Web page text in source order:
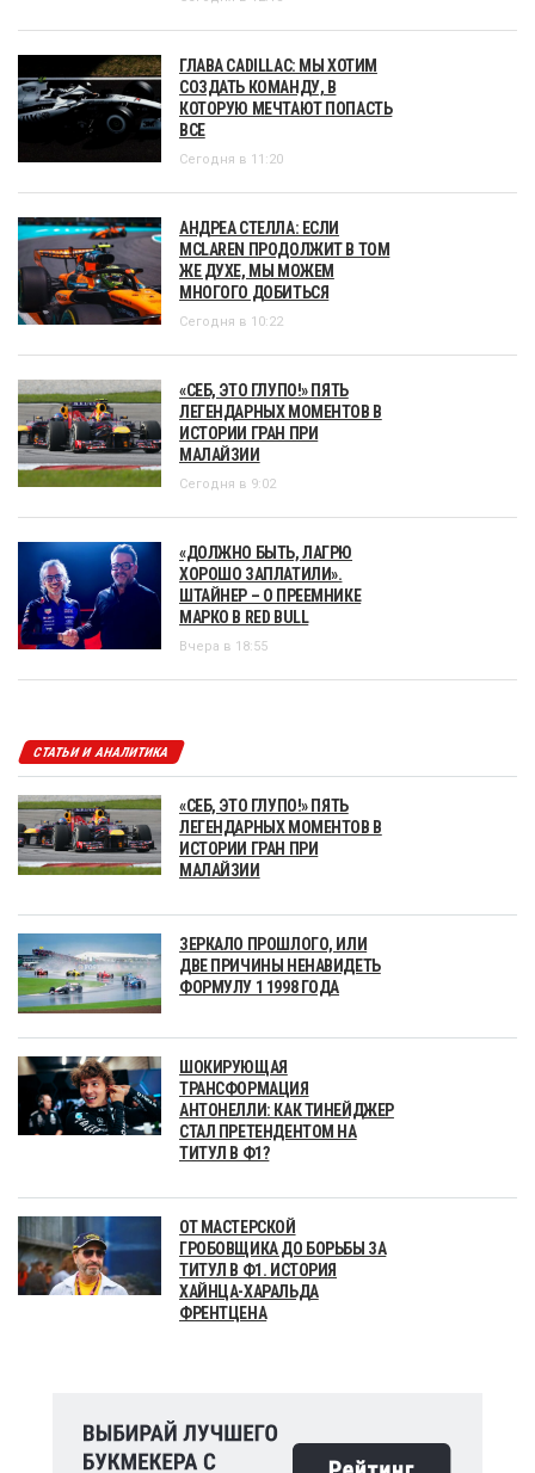
ГЛАВА CADILLAC: МЫ ХОТИМ
СОЗДАТЬ КОМАНДУ, В
КОТОРУЮ МЕЧТАЮТ ПОПАСТЬ
ВСЕ
Сегодня в 11:20
АНДРЕА СТЕЛЛА: ЕСЛИ
MCLAREN ПРОДОЛЖИТ В ТОМ
ЖЕ ДУХЕ, МЫ МОЖЕМ
МНОГОГО ДОБИТЬСЯ
Сегодня в 10:22
«СЕБ, ЭТО ГЛУПО!» ПЯТЬ
ЛЕГЕНДАРНЫХ МОМЕНТОВ В
ИСТОРИИ ГРАН ПРИ
МАЛАЙЗИИ
Сегодня в 9:02
«ДОЛЖНО БЫТЬ, ЛАГРЮ
ХОРОШО ЗАПЛАТИЛИ».
ШТАЙНЕР – О ПРЕЕМНИКЕ
МАРКО В RED BULL
Вчера в 18:55
СТАТЬИ И АНАЛИТИКА
«СЕБ, ЭТО ГЛУПО!» ПЯТЬ
ЛЕГЕНДАРНЫХ МОМЕНТОВ В
ИСТОРИИ ГРАН ПРИ
МАЛАЙЗИИ
ЗЕРКАЛО ПРОШЛОГО, ИЛИ
ДВЕ ПРИЧИНЫ НЕНАВИДЕТЬ
ФОРМУЛУ 1 1998 ГОДА
ШОКИРУЮЩАЯ
ТРАНСФОРМАЦИЯ
АНТОНЕЛЛИ: КАК ТИНЕЙДЖЕР
СТАЛ ПРЕТЕНДЕНТОМ НА
ТИТУЛ В Ф1?
ОТ МАСТЕРСКОЙ
ГРОБОВЩИКА ДО БОРЬБЫ ЗА
ТИТУЛ В Ф1. ИСТОРИЯ
ХАЙНЦА-ХАРАЛЬДА
ФРЕНТЦЕНА